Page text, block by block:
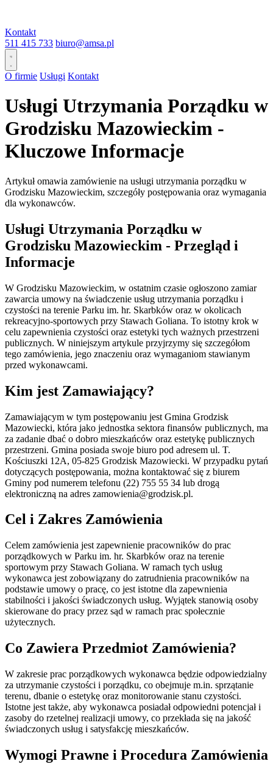
Kontakt
511 415 733 biuro@amsa.pl
O firmie Usługi Kontakt
Usługi Utrzymania Porządku w
Grodzisku Mazowieckim -
Kluczowe Informacje
Artykuł omawia zamówienie na usługi utrzymania porządku w
Grodzisku Mazowieckim, szczegóły postępowania oraz wymagania
dla wykonawców.
Usługi Utrzymania Porządku w
Grodzisku Mazowieckim - Przegląd i
Informacje
W Grodzisku Mazowieckim, w ostatnim czasie ogłoszono zamiar
zawarcia umowy na świadczenie usług utrzymania porządku i
czystości na terenie Parku im. hr. Skarbków oraz w okolicach
rekreacyjno-sportowych przy Stawach Goliana. To istotny krok w
celu zapewnienia czystości oraz estetyki tych ważnych przestrzeni
publicznych. W niniejszym artykule przyjrzymy się szczegółom
tego zamówienia, jego znaczeniu oraz wymaganiom stawianym
przed wykonawcami.
Kim jest Zamawiający?
Zamawiającym w tym postępowaniu jest Gmina Grodzisk
Mazowiecki, która jako jednostka sektora finansów publicznych, ma
za zadanie dbać o dobro mieszkańców oraz estetykę publicznych
przestrzeni. Gmina posiada swoje biuro pod adresem ul. T.
Kościuszki 12A, 05-825 Grodzisk Mazowiecki. W przypadku pytań
dotyczących postępowania, można kontaktować się z biurem
Gminy pod numerem telefonu (22) 755 55 34 lub drogą
elektroniczną na adres zamowienia@grodzisk.pl.
Cel i Zakres Zamówienia
Celem zamówienia jest zapewnienie pracowników do prac
porządkowych w Parku im. hr. Skarbków oraz na terenie
sportowym przy Stawach Goliana. W ramach tych usług
wykonawca jest zobowiązany do zatrudnienia pracowników na
podstawie umowy o pracę, co jest istotne dla zapewnienia
stabilności i jakości świadczonych usług. Wyjątek stanowią osoby
skierowane do pracy przez sąd w ramach prac społecznie
użytecznych.
Co Zawiera Przedmiot Zamówienia?
W zakresie prac porządkowych wykonawca będzie odpowiedzialny
za utrzymanie czystości i porządku, co obejmuje m.in. sprzątanie
terenu, dbanie o estetykę oraz monitorowanie stanu czystości.
Istotne jest także, aby wykonawca posiadał odpowiedni potencjał i
zasoby do rzetelnej realizacji umowy, co przekłada się na jakość
świadczonych usług i satysfakcję mieszkańców.
Wymogi Prawne i Procedura Zamówienia